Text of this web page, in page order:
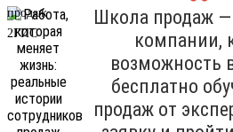
Школа продаж —
компании,
бесплатно
продаж от